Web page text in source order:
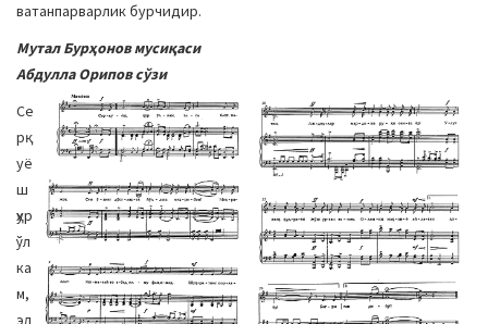
ватанпарварлик бурчидир.
Мутал Бурҳонов мусиқаси
Абдулла Орипов сўзи
Се
рқ
уё
ш
ҳур
ўл
ка
м,
эл